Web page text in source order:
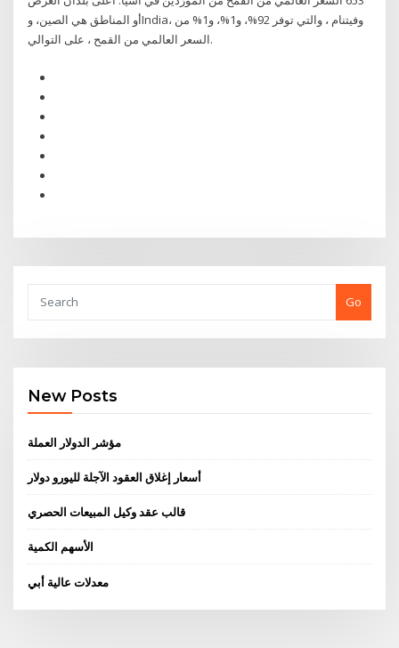
أو المناطق هي الصين، وIndia، وفيتنام ، والتي توفر 92%، و1%، و1% من
السعر العالمي من القمح ، على التوالي.
Go
New Posts
مؤشر الدولار العملة
أسعار إغلاق العقود الآجلة لليورو دولار
قالب عقد وكيل المبيعات الحصري
الأسهم الكمية
معدلات عالية أبي